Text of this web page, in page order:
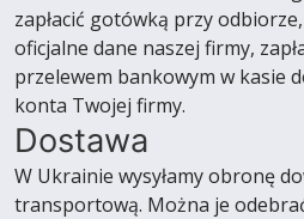
zapłacić gotówką przy
oficjalne dane naszej firmy,
przelewem bankowym w kasie
konta Twojej firmy.
Dostawa
W Ukrainie wysyłamy obronę
transportową. Można je